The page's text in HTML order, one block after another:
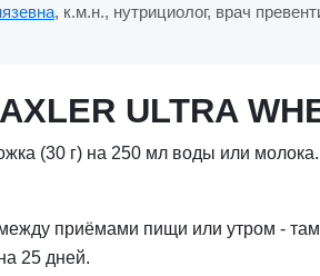
, к.м.н., нутрициолог, врач
ULTRA
(30 г) на 250 мл воды или
приёмами пищи или утром -
25 дней.